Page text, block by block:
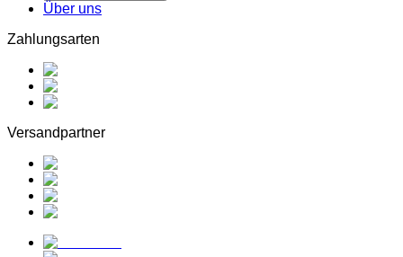
Über uns
Zahlungsarten
Versandpartner